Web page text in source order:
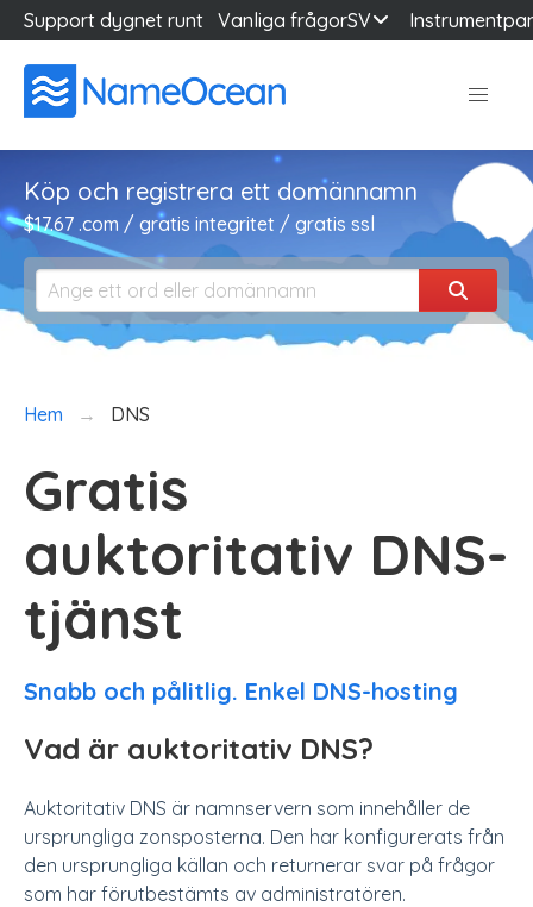
Support dygnet runt Vanliga frågorSV
Köp och registrera ett domännamn
$17.67 .com / gratis integritet / gratis ssl
Hem DNS
Gratis
auktoritativ DNS-
tjänst
Snabb och pålitlig. Enkel DNS-hosting
Vad är auktoritativ DNS?
Auktoritativ DNS är namnservern som innehåller de
ursprungliga zonsposterna. Den har konfigurerats från
den ursprungliga källan och returnerar svar på frågor
som har förutbestämts av administratören.